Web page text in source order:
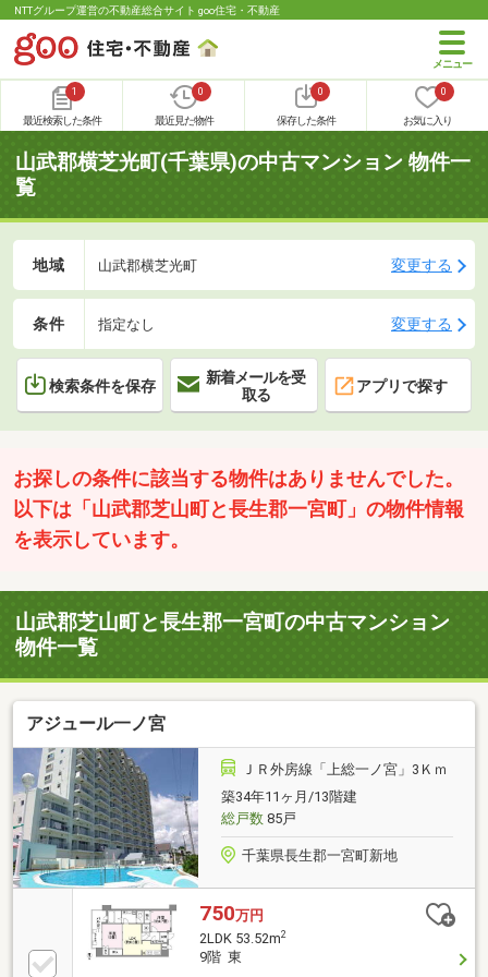
NTTグループ運営の不動産総合サイト goo住宅・不動産
1
最近検索した条件
0
最近見た物件
0
保存した条件
0
お気に入り
山武郡横芝光町(千葉県)の中古マンション 物件一
覧
地域 山武郡横芝光町 変更する
条件 指定なし 変更する
検索条件を保存
新着メールを受
取る
アプリで探す
お探しの条件に該当する物件はありませんでした。
以下は「山武郡芝山町と長生郡一宮町」の物件情報
を表示しています。
山武郡芝山町と長生郡一宮町の中古マンション
物件一覧
アジュール一ノ宮
ＪＲ外房線「上総一ノ宮」3Ｋｍ
築34年11ヶ月/13階建
総戸数85戸
千葉県長生郡一宮町新地
750万円
2LDK 53.52m2
9階 東